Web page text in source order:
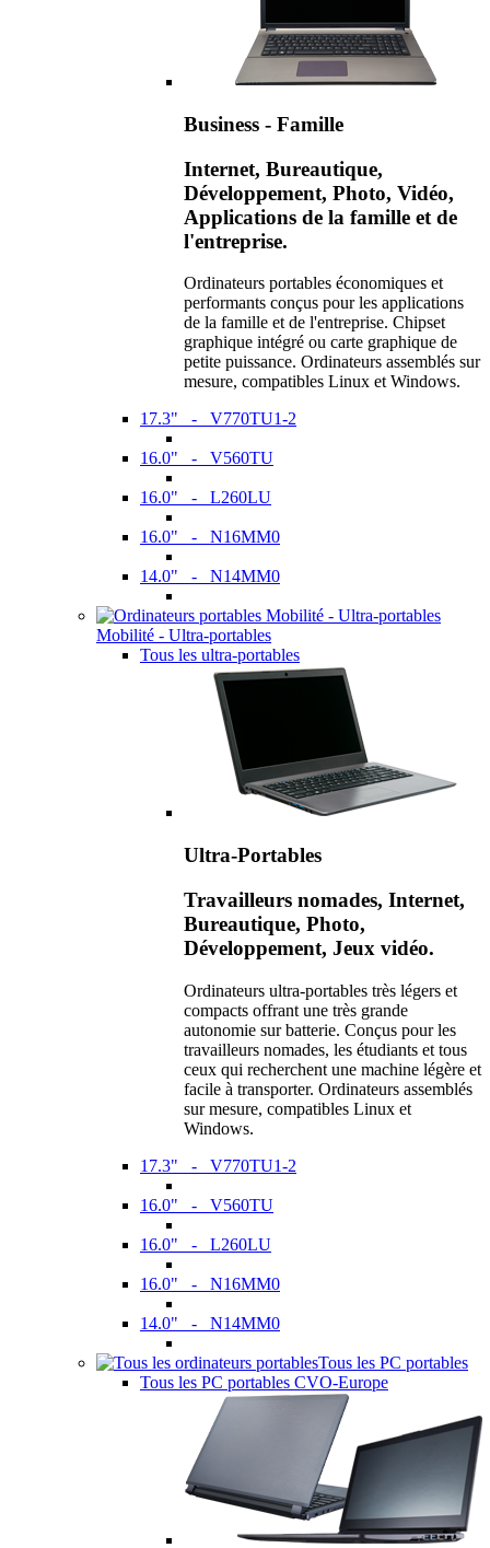
Business - Famille
Internet, Bureautique,
Développement, Photo, Vidéo,
Applications de la famille et de
l'entreprise.
Ordinateurs portables économiques et
performants conçus pour les applications
de la famille et de l'entreprise. Chipset
graphique intégré ou carte graphique de
petite puissance. Ordinateurs assemblés sur
mesure, compatibles Linux et Windows.
17.3" - V770TU1-2
16.0" - V560TU
16.0" - L260LU
16.0" - N16MM0
14.0" - N14MM0
Mobilité - Ultra-portables
Tous les ultra-portables
Ultra-Portables
Travailleurs nomades, Internet,
Bureautique, Photo,
Développement, Jeux vidéo.
Ordinateurs ultra-portables très légers et
compacts offrant une très grande
autonomie sur batterie. Conçus pour les
travailleurs nomades, les étudiants et tous
ceux qui recherchent une machine légère et
facile à transporter. Ordinateurs assemblés
sur mesure, compatibles Linux et
Windows.
17.3" - V770TU1-2
16.0" - V560TU
16.0" - L260LU
16.0" - N16MM0
14.0" - N14MM0
Tous les PC portables
Tous les PC portables CVO-Europe